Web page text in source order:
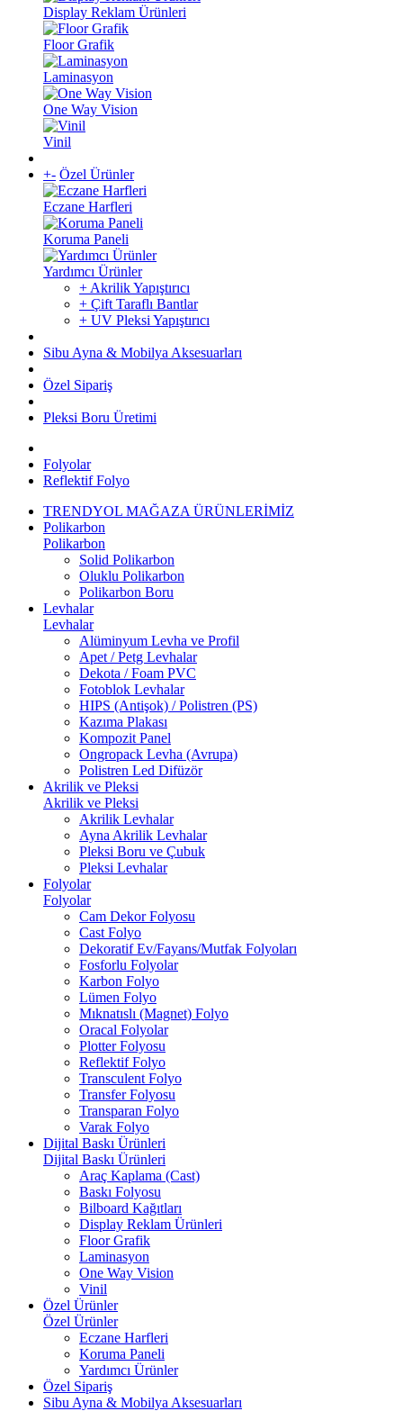
Display Reklam Ürünleri
Floor Grafik
Laminasyon
One Way Vision
Vinil
+- Özel Ürünler
Eczane Harfleri
Koruma Paneli
Yardımcı Ürünler
+ Akrilik Yapıştırıcı
+ Çift Taraflı Bantlar
+ UV Pleksi Yapıştırıcı
Sibu Ayna & Mobilya Aksesuarları
Özel Sipariş
Pleksi Boru Üretimi
Folyolar
Reflektif Folyo
TRENDYOL MAĞAZA ÜRÜNLERİMİZ
Polikarbon
Polikarbon
Solid Polikarbon
Oluklu Polikarbon
Polikarbon Boru
Levhalar
Levhalar
Alüminyum Levha ve Profil
Apet / Petg Levhalar
Dekota / Foam PVC
Fotoblok Levhalar
HIPS (Antişok) / Polistren (PS)
Kazıma Plakası
Kompozit Panel
Ongropack Levha (Avrupa)
Polistren Led Difüzör
Akrilik ve Pleksi
Akrilik ve Pleksi
Akrilik Levhalar
Ayna Akrilik Levhalar
Pleksi Boru ve Çubuk
Pleksi Levhalar
Folyolar
Folyolar
Cam Dekor Folyosu
Cast Folyo
Dekoratif Ev/Fayans/Mutfak Folyoları
Fosforlu Folyolar
Karbon Folyo
Lümen Folyo
Mıknatıslı (Magnet) Folyo
Oracal Folyolar
Plotter Folyosu
Reflektif Folyo
Transculent Folyo
Transfer Folyosu
Transparan Folyo
Varak Folyo
Dijital Baskı Ürünleri
Dijital Baskı Ürünleri
Araç Kaplama (Cast)
Baskı Folyosu
Bilboard Kağıtları
Display Reklam Ürünleri
Floor Grafik
Laminasyon
One Way Vision
Vinil
Özel Ürünler
Özel Ürünler
Eczane Harfleri
Koruma Paneli
Yardımcı Ürünler
Özel Sipariş
Sibu Ayna & Mobilya Aksesuarları